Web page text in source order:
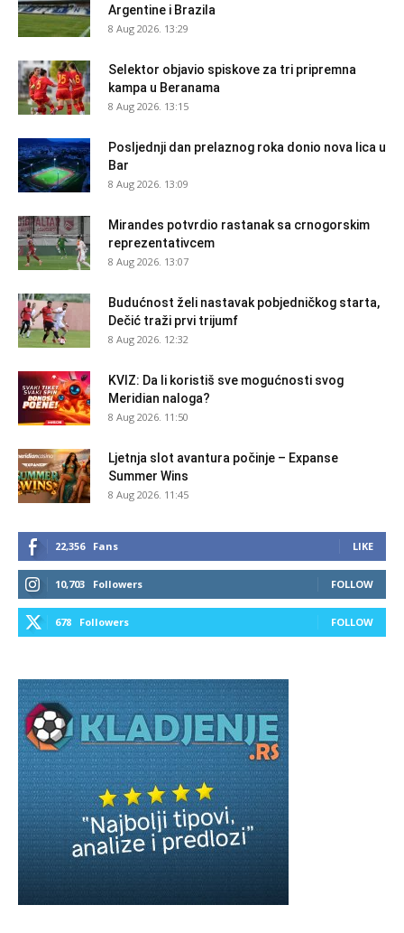
Argentine i Brazila
8 Aug 2026. 13:29
Selektor objavio spiskove za tri pripremna
kampa u Beranama
8 Aug 2026. 13:15
Posljednji dan prelaznog roka donio nova lica u
Bar
8 Aug 2026. 13:09
Mirandes potvrdio rastanak sa crnogorskim
reprezentativcem
8 Aug 2026. 13:07
Budućnost želi nastavak pobjedničkog starta,
Dečić traži prvi trijumf
8 Aug 2026. 12:32
KVIZ: Da li koristiš sve mogućnosti svog
Meridian naloga?
8 Aug 2026. 11:50
Ljetnja slot avantura počinje – Expanse
Summer Wins
8 Aug 2026. 11:45
22,356 Fans LIKE
10,703 Followers FOLLOW
678 Followers FOLLOW